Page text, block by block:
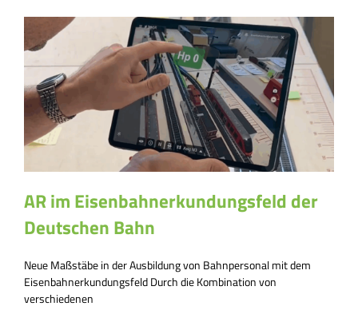
AR im Eisenbahnerkundungsfeld der
Deutschen Bahn
Neue Maßstäbe in der Ausbildung von Bahnpersonal mit dem
Eisenbahnerkundungsfeld Durch die Kombination von
verschiedenen